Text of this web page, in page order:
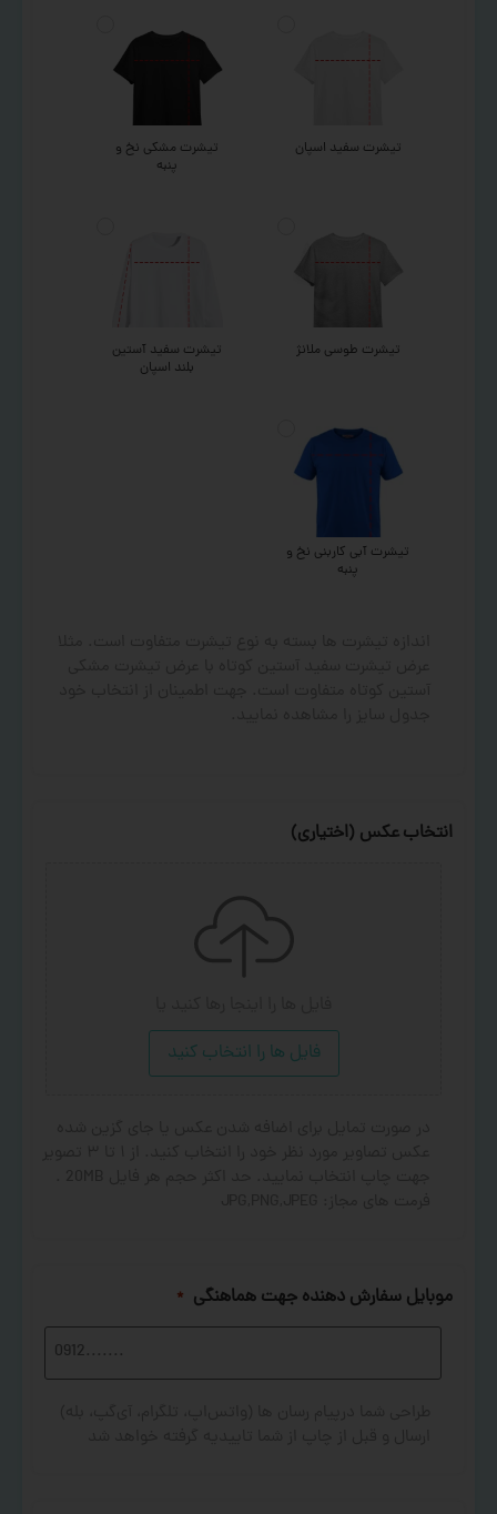
تیشرت سفید اسپان
تیشرت مشکی نخ و
پنبه
تیشرت طوسی ملانژ
تیشرت سفید آستین
بلند اسپان
تیشرت آبی کاربنی نخ و
پنبه
انتخاب عکس (اختیاری)
فایل ها را انتخاب کنید
موبایل سفارش دهنده جهت هماهنگی *